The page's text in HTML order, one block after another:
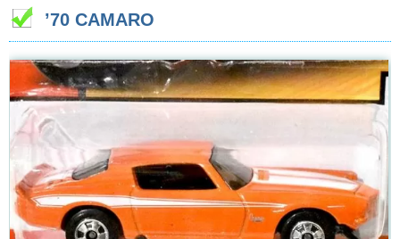
’70 CAMARO